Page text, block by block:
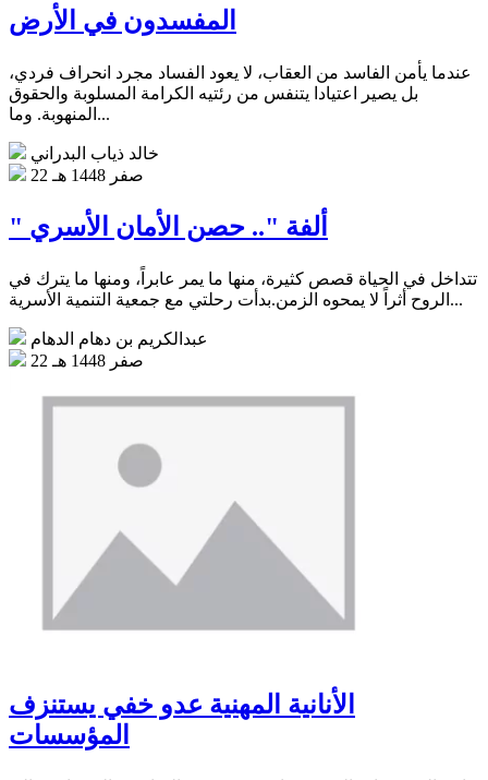
المفسدون في الأرض
عندما يأمن الفاسد من العقاب، لا يعود الفساد مجرد انحراف فردي،
بل يصير اعتيادا يتنفس من رئتيه الكرامة المسلوبة والحقوق
المنهوبة. وما...
خالد ذياب البدراني
22 صفر 1448 هـ
" ألفة ".. حصن الأمان الأسري
تتداخل في الحياة قصص كثيرة، منها ما يمر عابراً، ومنها ما يترك في
الروح أثراً لا يمحوه الزمن.بدأت رحلتي مع جمعية التنمية الأسرية...
عبدالكريم بن دهام الدهام
22 صفر 1448 هـ
الأنانية المهنية عدو خفي يستنزف
المؤسسات